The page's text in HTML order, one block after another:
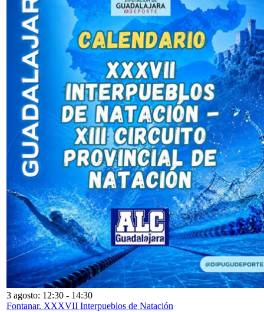
3 agosto: 12:30 - 14:30
Fontanar. XXXVII Interpueblos de Natación